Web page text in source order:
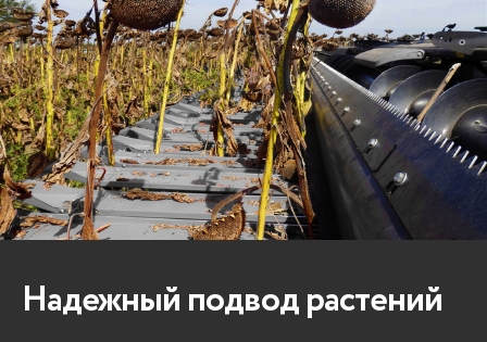
Надежный подвод растений